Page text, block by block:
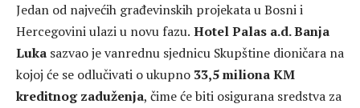
Jedan od najvećih građevinskih projekata u Bosni i
Hercegovini ulazi u novu fazu. Hotel Palas a.d. Banja
Luka sazvao je vanrednu sjednicu Skupštine dioničara na
kojoj će se odlučivati o ukupno 33,5 miliona KM
kreditnog zaduženja, čime će biti osigurana sredstva za